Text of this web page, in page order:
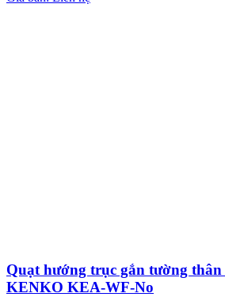
Quạt hướng trục gắn tường
KENKO KEA-WF-No